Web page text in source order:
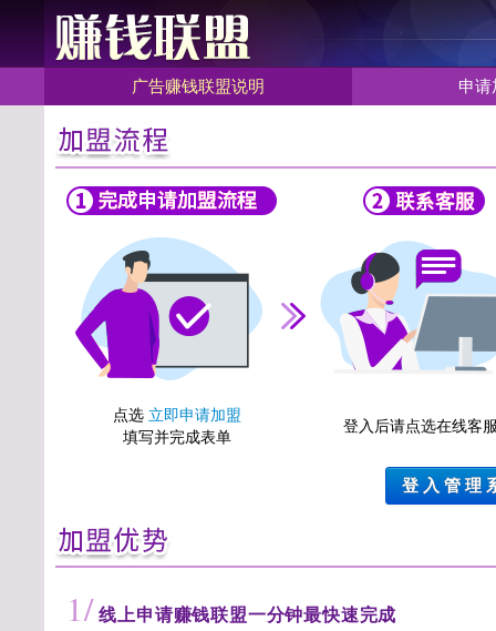
广告赚钱联盟说明 申请
点选 立即申请加盟
填写并完成表单
登入后请点选在线客
登 入 管 理
1/ 线上申请赚钱联盟一分钟最快速完成